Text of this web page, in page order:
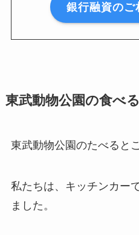
銀行融資のご
東武動物公園の食べ
東武動物公園のたべると
私たちは、キッチンカー
ました。